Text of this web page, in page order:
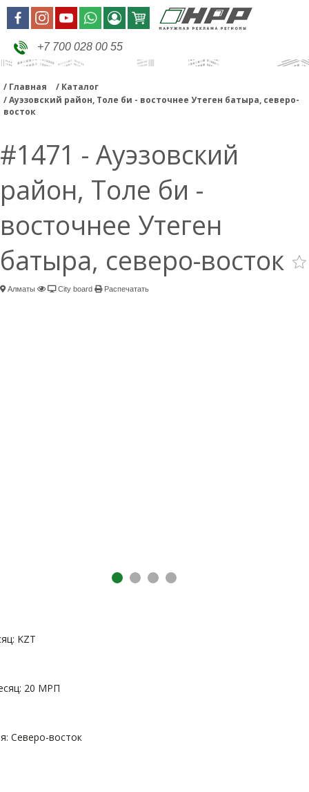
+7 700 028 00 55
Главная
Каталог
Ауэзовский район, Толе би - восточнее Утеген батыра, северо-
восток
#1471 - Ауэзовский
район, Толе би -
восточнее Утеген
батыра, северо-восток
Алматы City board Распечатать
KZT
20 МРП
Северо-восток